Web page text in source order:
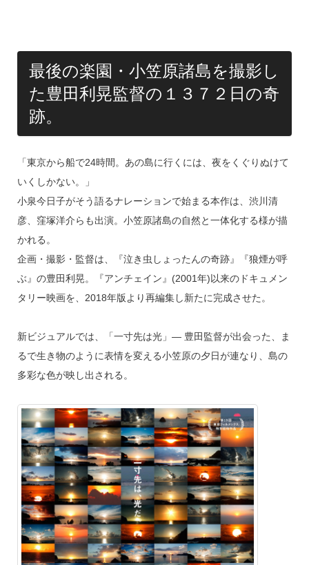
k
最後の楽園・小笠原諸島を撮影し
た豊田利晃監督の１３７２日の奇
跡。
「東京から船で24時間。あの島に行くには、夜をくぐりぬけて
いくしかない。」
小泉今日子がそう語るナレーションで始まる本作は、渋川清
彦、窪塚洋介らも出演。小笠原諸島の自然と一体化する様が描
かれる。
企画・撮影・監督は、『泣き虫しょったんの奇跡』『狼煙が呼
ぶ』の豊田利晃。『アンチェイン』(2001年)以来のドキュメン
タリー映画を、2018年版より再編集し新たに完成させた。
新ビジュアルでは、「一寸先は光」— 豊田監督が出会った、ま
るで生き物のように表情を変える小笠原の夕日が連なり、島の
多彩な色が映し出される。